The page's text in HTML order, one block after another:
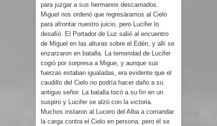
para juzgar a sus hermanos descarriados.
Miguel nos ordenó que regresáramos al Cielo
para afrontar nuestro juicio, pero Lucifer lo
desafió. El Portador de Luz salió al encuentro
de Miguel en las alturas sobre el Edén, y allí se
enzarzaron en batalla. La temeridad de Lucifer
cogió por sorpresa a Migue, y aunque sus
fuerzas estaban igualadas, era evidente que el
caudillo del Cielo no podría hacer daño a su
antiguo señor. La batalla tocó a su fin en un
suspiro y Lucifer se alzó con la victoria.
Muchos instaron al Lucero del Alba a comandar
la carga contra el Cielo en persona, pero él se